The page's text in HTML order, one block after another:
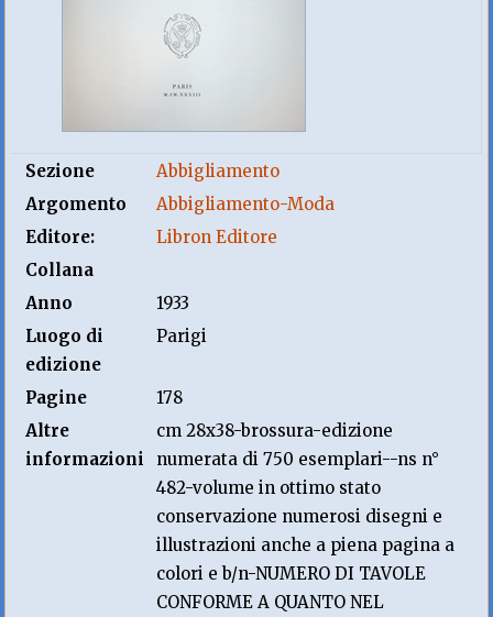
Sezione
Abbigliamento
Argomento
Abbigliamento-Moda
Editore:
Libron Editore
Collana
Anno
1933
Luogo di
edizione
Parigi
Pagine
178
Altre
informazioni
cm 28x38-brossura-edizione
numerata di 750 esemplari--ns n°
482-volume in ottimo stato
conservazione numerosi disegni e
illustrazioni anche a piena pagina a
colori e b/n-NUMERO DI TAVOLE
CONFORME A QUANTO NEL